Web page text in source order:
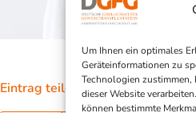
Um Ihnen ein optimales
Geräteinformationen zu
Technologien
dieser Website
können bestimmte
Eintrag teilen